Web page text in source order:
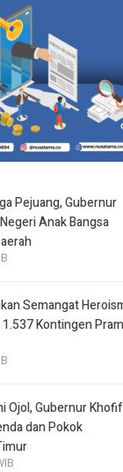
Pejuang, Gubernur
Anak Bangsa
Semangat
Kontingen
Ojol, Gubernur
dan Pokok